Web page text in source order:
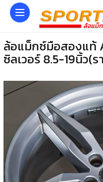
ล้อแม็กซ์มือสองแท้
ซิลเวอร์ 8.5-19นิ้ว(